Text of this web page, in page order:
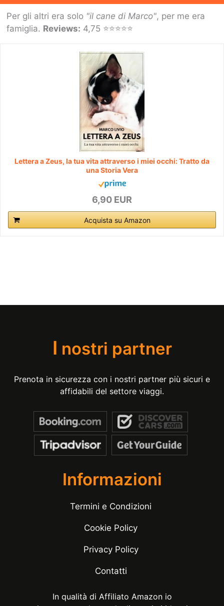
Per gli altri era solo "il cane di Marco", per me era
famiglia. Reviews: 4,75 ⭐⭐⭐⭐⭐
Lettera a Zeus, la tua vita attraverso i miei occhi: Tratto da
una Storia Vera
6,90 EUR
Acquista su Amazon
I nostri partner
Prenota in sicurezza con i nostri partner più sicuri e
affidabili del settore viaggi.
Informazioni
Termini e Condizioni
Cookie Policy
Privacy Policy
Contatti
In qualità di Affiliato Amazon io